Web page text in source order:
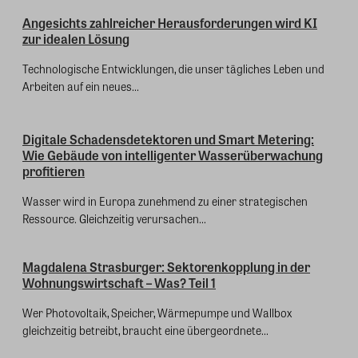
Angesichts zahlreicher Herausforderungen wird KI
zur idealen Lösung
Technologische Entwicklungen, die unser tägliches Leben und
Arbeiten auf ein neues...
Digitale Schadensdetektoren und Smart Metering:
Wie Gebäude von intelligenter Wasserüberwachung
profitieren
Wasser wird in Europa zunehmend zu einer strategischen
Ressource. Gleichzeitig verursachen...
Magdalena Strasburger: Sektorenkopplung in der
Wohnungswirtschaft – Was? Teil 1
Wer Photovoltaik, Speicher, Wärmepumpe und Wallbox
gleichzeitig betreibt, braucht eine übergeordnete...